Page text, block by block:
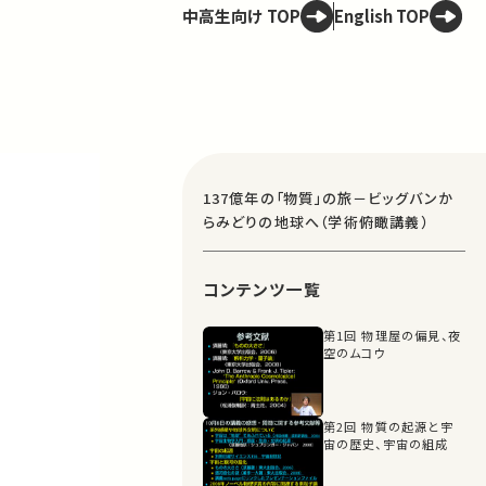
中高生向け TOP English TOP
137億年の「物質」の旅－ビッグバンか
らみどりの地球へ（学術俯瞰講義）
コンテンツ一覧
第1回 物理屋の偏見、夜
空のムコウ
第2回 物質の起源と宇
宙の歴史、宇宙の組成